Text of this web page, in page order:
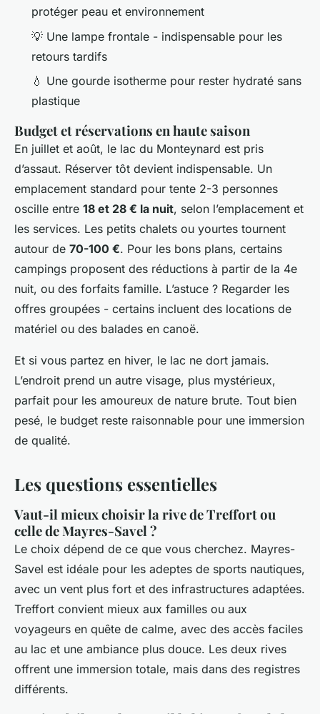
protéger peau et environnement
💡 Une lampe frontale - indispensable pour les
retours tardifs
💧 Une gourde isotherme pour rester hydraté sans
plastique
Budget et réservations en haute saison
En juillet et août, le lac du Monteynard est pris
d’assaut. Réserver tôt devient indispensable. Un
emplacement standard pour tente 2-3 personnes
oscille entre 18 et 28 € la nuit, selon l’emplacement et
les services. Les petits chalets ou yourtes tournent
autour de 70-100 €. Pour les bons plans, certains
campings proposent des réductions à partir de la 4e
nuit, ou des forfaits famille. L’astuce ? Regarder les
offres groupées - certains incluent des locations de
matériel ou des balades en canoë.
Et si vous partez en hiver, le lac ne dort jamais.
L’endroit prend un autre visage, plus mystérieux,
parfait pour les amoureux de nature brute. Tout bien
pesé, le budget reste raisonnable pour une immersion
de qualité.
Les questions essentielles
Vaut-il mieux choisir la rive de Treffort ou
celle de Mayres-Savel ?
Le choix dépend de ce que vous cherchez. Mayres-
Savel est idéale pour les adeptes de sports nautiques,
avec un vent plus fort et des infrastructures adaptées.
Treffort convient mieux aux familles ou aux
voyageurs en quête de calme, avec des accès faciles
au lac et une ambiance plus douce. Les deux rives
offrent une immersion totale, mais dans des registres
différents.